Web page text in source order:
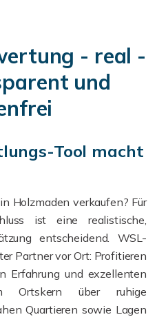
- real -
und
Tool macht
Holzmaden verkaufen? Für
ist eine realistische,
entscheidend. WSL-
Partner vor Ort: Profitieren
Erfahrung und exzellenten
Ortskern über ruhige
Quartieren sowie Lagen